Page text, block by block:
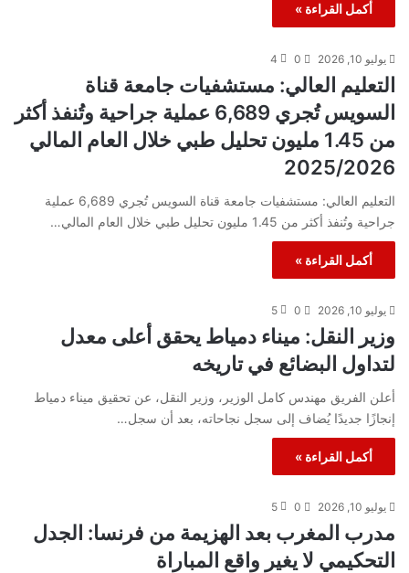
أكمل القراءة »
يوليو 10, 2026 0
4
التعليم العالي: مستشفيات جامعة قناة
السويس تُجري 6,689 عملية جراحية وتُنفذ أكثر
من 1.45 مليون تحليل طبي خلال العام المالي
2025/2026
التعليم العالي: مستشفيات جامعة قناة السويس تُجري 6,689 عملية
جراحية وتُنفذ أكثر من 1.45 مليون تحليل طبي خلال العام المالي…
أكمل القراءة »
يوليو 10, 2026 0
5
وزير النقل: ميناء دمياط يحقق أعلى معدل
لتداول البضائع في تاريخه
أعلن الفريق مهندس كامل الوزير، وزير النقل، عن تحقيق ميناء دمياط
إنجازًا جديدًا يُضاف إلى سجل نجاحاته، بعد أن سجل…
أكمل القراءة »
يوليو 10, 2026 0
5
مدرب المغرب بعد الهزيمة من فرنسا: الجدل
التحكيمي لا يغير واقع المباراة